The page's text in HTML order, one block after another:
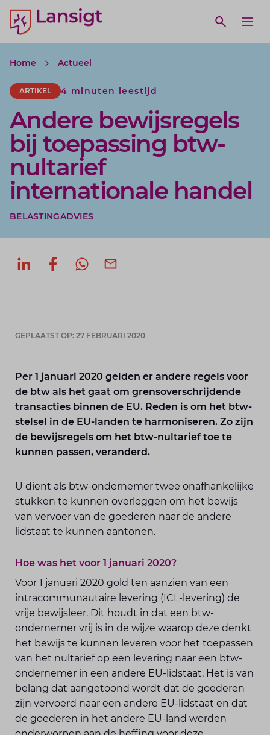
Lansigt Accountants logo
Open
search website
Home Actueel
ARTIKEL 4 minuten leestijd
Andere bewijsregels
bij toepassing btw-
nultarief
internationale handel
BELASTINGADVIES
Deel op LinkedIn
Deel op Facebook
GEPLAATST OP: 27 FEBRUARI 2020
Per 1 januari 2020 gelden er andere regels voor
de btw als het gaat om grensoverschrijdende
transacties binnen de EU. Reden is om het btw-
stelsel in de EU-landen te harmoniseren. Zo zijn
de bewijsregels om het btw-nultarief toe te
kunnen passen, veranderd.
U dient als btw-ondernemer twee onafhankelijke
stukken te kunnen overleggen om het bewijs
van vervoer van de goederen naar de andere
lidstaat te kunnen aantonen.
Hoe was het voor 1 januari 2020?
Voor 1 januari 2020 gold ten aanzien van een
intracommunautaire levering (ICL-levering) de
vrije bewijsleer. Dit houdt in dat een btw-
ondernemer vrij is in de wijze waarop deze denkt
het bewijs te kunnen leveren voor het toepassen
van het nultarief op een levering naar een btw-
ondernemer in een andere EU-lidstaat. Het is van
belang dat aangetoond wordt dat de goederen
zijn vervoerd naar een andere EU-lidstaat en dat
de goederen in het andere EU-land worden